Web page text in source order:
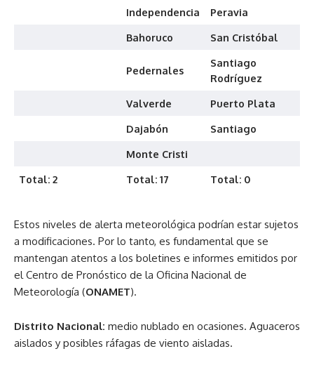
Independencia
Peravia
Bahoruco
San Cristóbal
Pedernales
Santiago
Rodríguez
Valverde
Puerto Plata
Dajabón
Santiago
Monte Cristi
Total: 2
Total: 17 Total: 0
Estos niveles de alerta meteorológica podrían estar sujetos
a modificaciones. Por lo tanto, es fundamental que se
mantengan atentos a los boletines e informes emitidos por
el Centro de Pronóstico de la Oficina Nacional de
Meteorología (ONAMET).
Distrito Nacional: medio nublado en ocasiones. Aguaceros
aislados y posibles ráfagas de viento aisladas.